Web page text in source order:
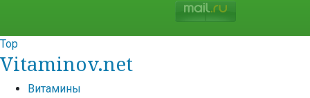
Top
Vitaminov.net
Витамины